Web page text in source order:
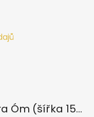
Měděný náramek Mantra Óm (šířka 15 mm)